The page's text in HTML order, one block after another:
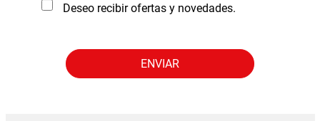
Deseo recibir ofertas y novedades.